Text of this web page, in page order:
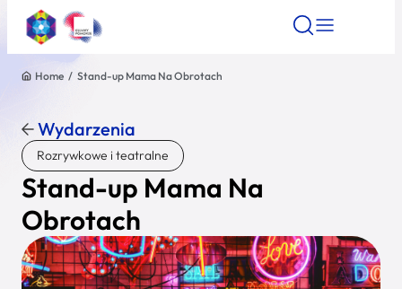
Znajdź atrakcję
Nazwa atrakcji
Miasto
Kategoria
Home / Stand-up Mama Na Obrotach
Wydarzenia
Rozrywkowe i teatralne
Stand-up Mama Na
Obrotach